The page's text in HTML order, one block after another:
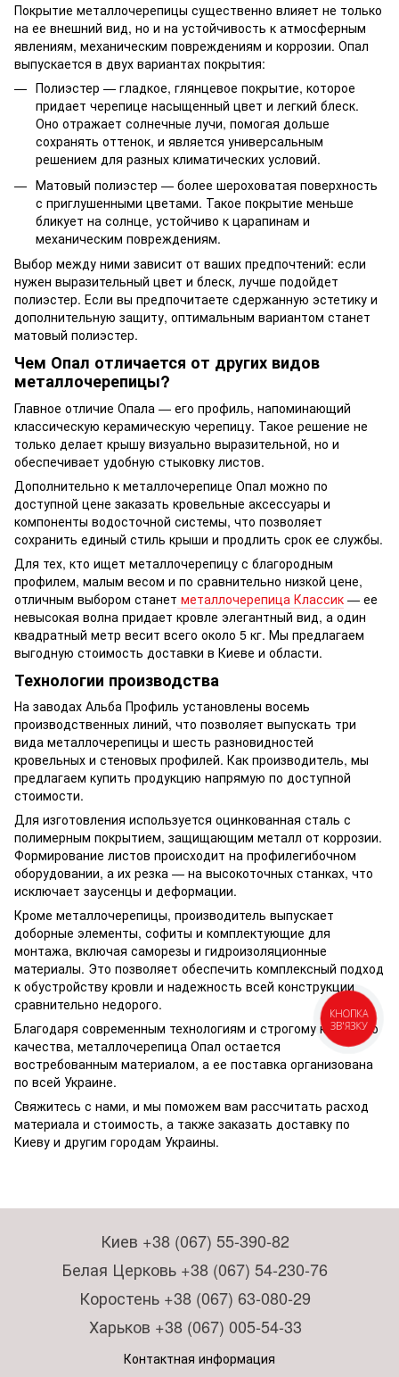
Покрытие металлочерепицы существенно влияет не только
на ее внешний вид, но и на устойчивость к атмосферным
явлениям, механическим повреждениям и коррозии. Опал
выпускается в двух вариантах покрытия:
Полиэстер — гладкое, глянцевое покрытие, которое
придает черепице насыщенный цвет и легкий блеск.
Оно отражает солнечные лучи, помогая дольше
сохранять оттенок, и является универсальным
решением для разных климатических условий.
Матовый полиэстер — более шероховатая поверхность
с приглушенными цветами. Такое покрытие меньше
бликует на солнце, устойчиво к царапинам и
механическим повреждениям.
Выбор между ними зависит от ваших предпочтений: если
нужен выразительный цвет и блеск, лучше подойдет
полиэстер. Если вы предпочитаете сдержанную эстетику и
дополнительную защиту, оптимальным вариантом станет
матовый полиэстер.
Чем Опал отличается от других видов
металлочерепицы?
Главное отличие Опала — его профиль, напоминающий
классическую керамическую черепицу. Такое решение не
только делает крышу визуально выразительной, но и
обеспечивает удобную стыковку листов.
Дополнительно к металлочерепице Опал можно по
доступной цене заказать кровельные аксессуары и
компоненты водосточной системы, что позволяет
сохранить единый стиль крыши и продлить срок ее службы.
Для тех, кто ищет металлочерепицу с благородным
профилем, малым весом и по сравнительно низкой цене,
отличным выбором станет металлочерепица Классик — ее
невысокая волна придает кровле элегантный вид, а один
квадратный метр весит всего около 5 кг. Мы предлагаем
выгодную стоимость доставки в Киеве и области.
Технологии производства
На заводах Альба Профиль установлены восемь
производственных линий, что позволяет выпускать три
вида металлочерепицы и шесть разновидностей
кровельных и стеновых профилей. Как производитель, мы
предлагаем купить продукцию напрямую по доступной
стоимости.
Для изготовления используется оцинкованная сталь с
полимерным покрытием, защищающим металл от коррозии.
Формирование листов происходит на профилегибочном
оборудовании, а их резка — на высокоточных станках, что
исключает заусенцы и деформации.
Кроме металлочерепицы, производитель выпускает
доборные элементы, софиты и комплектующие для
монтажа, включая саморезы и гидроизоляционные
материалы. Это позволяет обеспечить комплексный подход
к обустройству кровли и надежность всей конструкции
сравнительно недорого.
Благодаря современным технологиям и строгому контролю
качества, металлочерепица Опал остается
востребованным материалом, а ее поставка организована
по всей Украине.
Свяжитесь с нами, и мы поможем вам рассчитать расход
материала и стоимость, а также заказать доставку по
Киеву и другим городам Украины.
Киев +38 (067) 55-390-82
Белая Церковь +38 (067) 54-230-76
Коростень +38 (067) 63-080-29
Харьков +38 (067) 005-54-33
Контактная информация
КНОПКА
ЗВ'ЯЗКУ